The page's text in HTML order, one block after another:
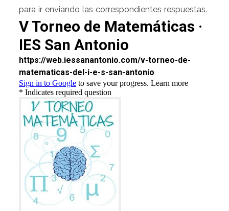
para ir enviando las correspondientes respuestas.